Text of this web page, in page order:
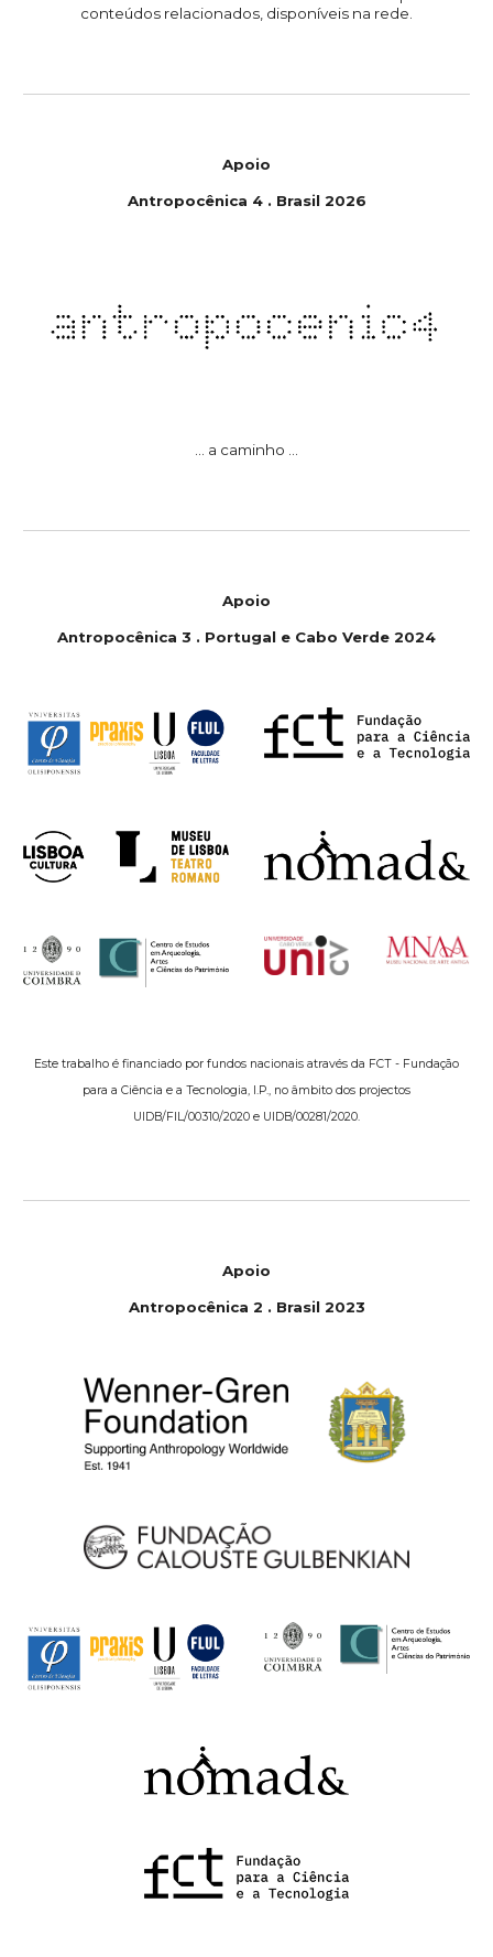
conteúdos relacionados, disponíveis na rede.
Apoio
Antropocênica 4. Brasil 2026
... a caminho ...
Apoio
Antropocênica 3 . Portugal e Cabo Verde 2024
Este trabalho é financiado por fundos nacionais através da FCT - Fundação
para a Ciência e a Tecnologia, I.P., no âmbito dos projectos
UIDB/FIL/00310/2020 e UIDB/00281/2020.
Apoio
Antropocênica 2 . Brasil 2023